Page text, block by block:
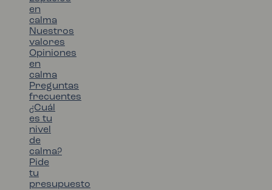
en
calma
Nuestros
valores
Opiniones
en
calma
Preguntas
frecuentes
¿Cuál
es tu
nivel
de
calma?
Pide
tu
presupuesto